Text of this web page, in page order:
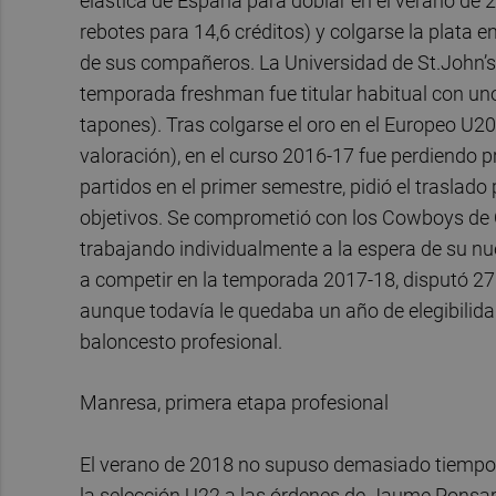
rebotes para 14,6 créditos) y colgarse la plata
de sus compañeros. La Universidad de
temporada freshman fue titular habitual con
tapones). Tras colgarse el oro en el Europeo
valoración), en el curso 2016-17 fue perdiendo
partidos en el primer semestre, pidió el
objetivos. Se comprometió con los Cowboys
trabajando individualmente a la espera de su
a competir en la temporada 2017-18, disputó
aunque todavía le quedaba un año de
baloncesto profesional.
Manresa, primera etapa profesional
El verano de 2018 no supuso demasiado